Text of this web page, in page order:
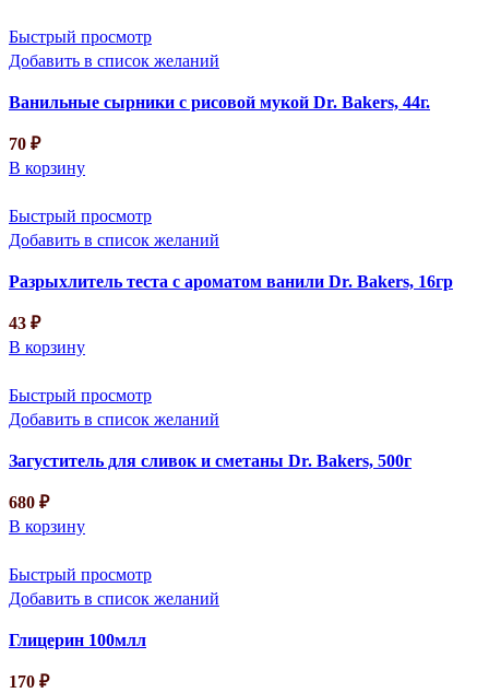
Быстрый просмотр
Добавить в список желаний
Ванильные сырники с рисовой мукой Dr. Bakers, 44г.
70 ₽
В корзину
Быстрый просмотр
Добавить в список желаний
Разрыхлитель теста с ароматом ванили Dr. Bakers, 16гр
43 ₽
В корзину
Быстрый просмотр
Добавить в список желаний
Загуститель для сливок и сметаны Dr. Bakers, 500г
680 ₽
В корзину
Быстрый просмотр
Добавить в список желаний
Глицерин 100млл
170 ₽